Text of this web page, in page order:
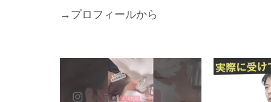
→プロフィールから